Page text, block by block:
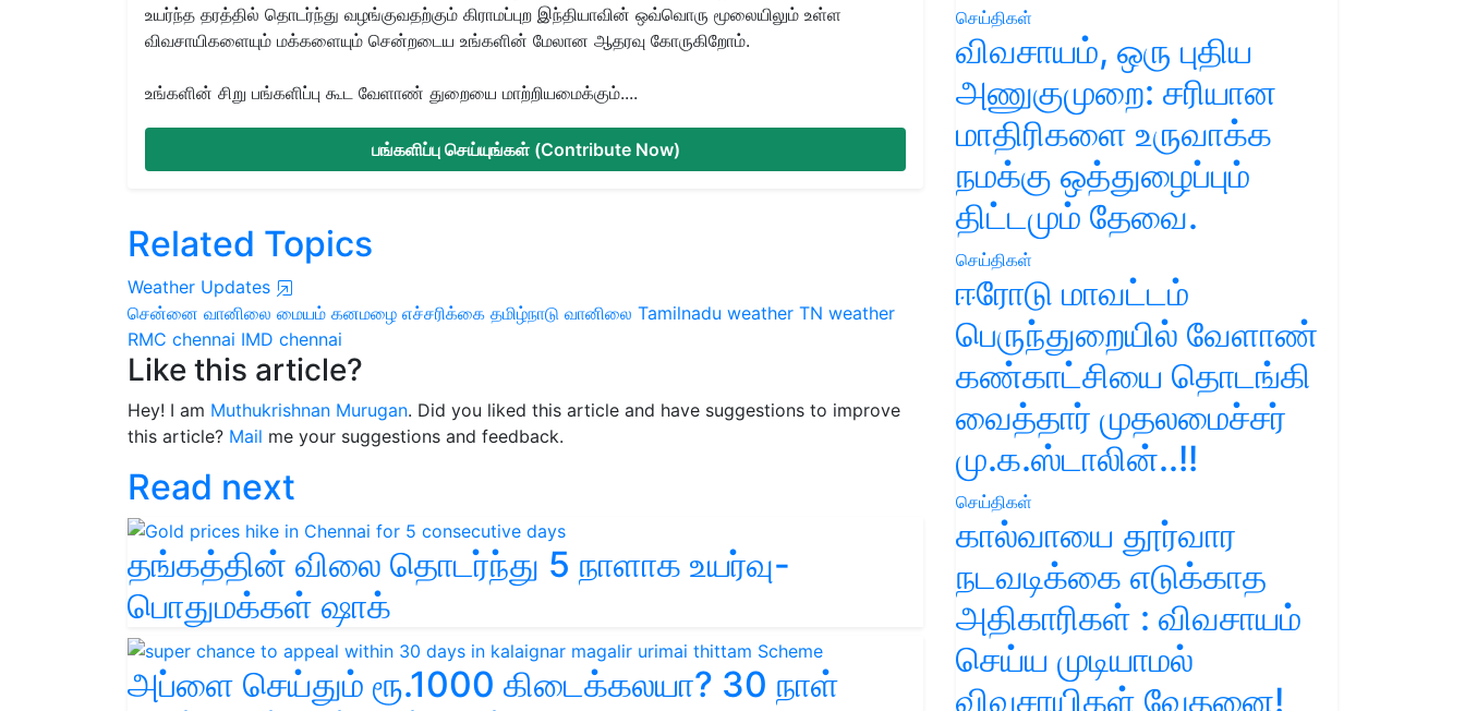
உயர்ந்த தரத்தில் தொடர்ந்து வழங்குவதற்கும் கிராமப்புற இந்தியாவின் ஒவ்வொரு மூலையிலும் உள்ள
விவசாயிகளையும் மக்களையும் சென்றடைய உங்களின் மேலான ஆதரவு கோருகிறோம்.
உங்களின் சிறு பங்களிப்பு கூட வேளாண் துறையை மாற்றியமைக்கும்....
பங்களிப்பு செய்யுங்கள் (Contribute Now)
Related Topics
Weather Updates
சென்னை வானிலை மையம் கனமழை எச்சரிக்கை தமிழ்நாடு வானிலை Tamilnadu weather TN weather
RMC chennai IMD chennai
Like this article?
Hey! I am Muthukrishnan Murugan. Did you liked this article and have suggestions to improve
this article? Mail me your suggestions and feedback.
Read next
தங்கத்தின் விலை தொடர்ந்து 5 நாளாக உயர்வு-
பொதுமக்கள் ஷாக்
அப்ளை செய்தும் ரூ.1000 கிடைக்கலயா? 30 நாள்
செய்திகள்
விவசாயம், ஒரு புதிய
அணுகுமுறை: சரியான
மாதிரிகளை உருவாக்க
நமக்கு ஒத்துழைப்பும்
திட்டமும் தேவை.
செய்திகள்
ஈரோடு மாவட்டம்
பெருந்துறையில் வேளாண்
கண்காட்சியை தொடங்கி
வைத்தார் முதலமைச்சர்
மு.க.ஸ்டாலின்..!!
செய்திகள்
கால்வாயை தூர்வார
நடவடிக்கை எடுக்காத
அதிகாரிகள் : விவசாயம்
செய்ய முடியாமல்
விவசாயிகள் வேதனை!